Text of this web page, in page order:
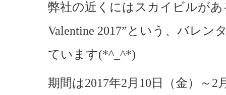
弊社の近くにはスカイビルが
Valentine 2017”という、バレ
ています(*^_^*)
期間は2017年2月10日（金）～2